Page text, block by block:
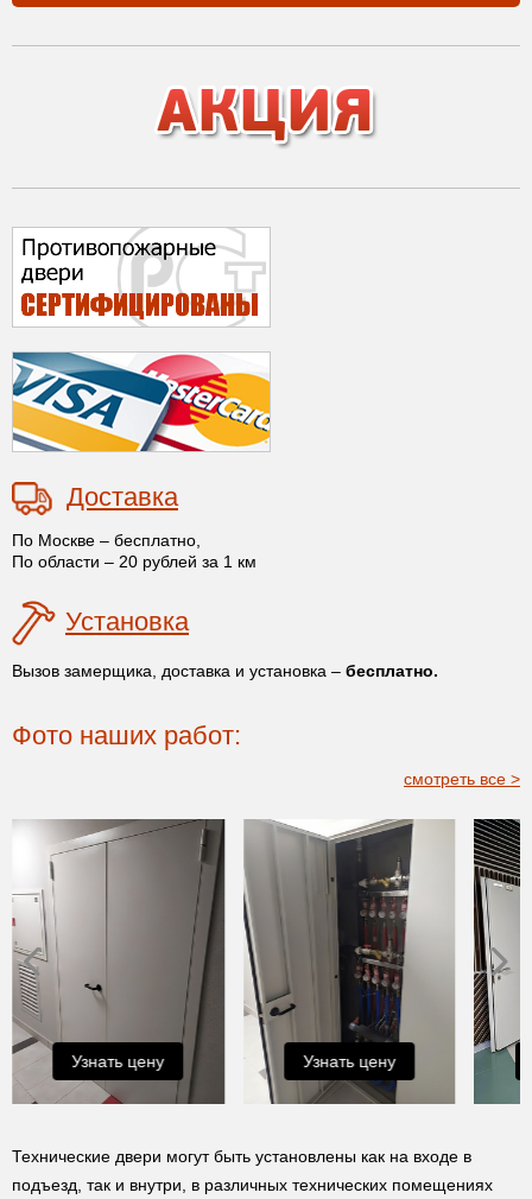
Доставка
По Москве – бесплатно,
По области – 20 рублей за 1 км
Установка
Вызов замерщика, доставка и установка – бесплатно.
Фото наших работ:
смотреть все >
Узнать цену Узнать цену
Технические двери могут быть установлены как на входе в
подъезд, так и внутри, в различных технических помещениях